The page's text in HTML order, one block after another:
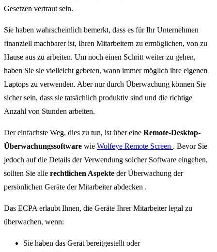
Gesetzen vertraut sein.
Sie haben wahrscheinlich bemerkt, dass es für Ihr Unternehmen
finanziell machbarer ist, Ihren Mitarbeitern zu ermöglichen, von zu
Hause aus zu arbeiten. Um noch einen Schritt weiter zu gehen,
haben Sie sie vielleicht gebeten, wann immer möglich ihre eigenen
Laptops zu verwenden. Aber nur durch Überwachung können Sie
sicher sein, dass sie tatsächlich produktiv sind und die richtige
Anzahl von Stunden arbeiten.
Der einfachste Weg, dies zu tun, ist über eine Remote-Desktop-
Überwachungssoftware wie Wolfeye Remote Screen . Bevor Sie
jedoch auf die Details der Verwendung solcher Software eingehen,
sollten Sie alle rechtlichen Aspekte der Überwachung der
persönlichen Geräte der Mitarbeiter abdecken .
Das ECPA erlaubt Ihnen, die Geräte Ihrer Mitarbeiter legal zu
überwachen, wenn:
Sie haben das Gerät bereitgestellt oder